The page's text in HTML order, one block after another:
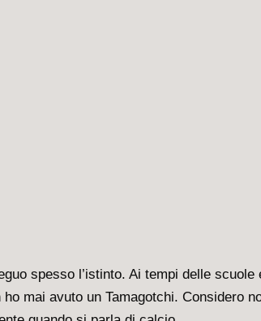
spesso l’istinto. Ai tempi delle
mai avuto un Tamagotchi. Considero